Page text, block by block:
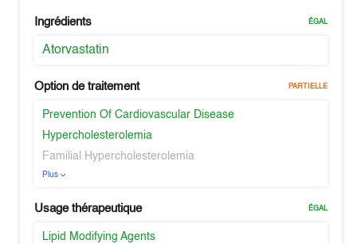
Ingrédients ÉGAL
Atorvastatin
Option de traitement PARTIELLE
Prevention Of Cardiovascular Disease
Hypercholesterolemia
Familial Hypercholesterolemia
Plus
Usage thérapeutique ÉGAL
Lipid Modifying Agents